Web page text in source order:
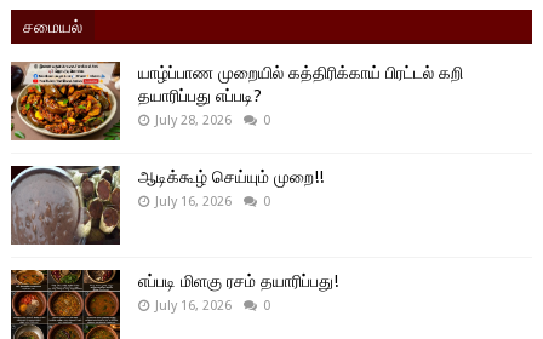
சமையல்
யாழ்ப்பாண முறையில் கத்திரிக்காய் பிரட்டல் கறி
தயாரிப்பது எப்படி?
July 28, 2026 0
ஆடிக்கூழ் செய்யும் முறை!!
July 16, 2026 0
எப்படி மிளகு ரசம் தயாரிப்பது!
July 16, 2026 0